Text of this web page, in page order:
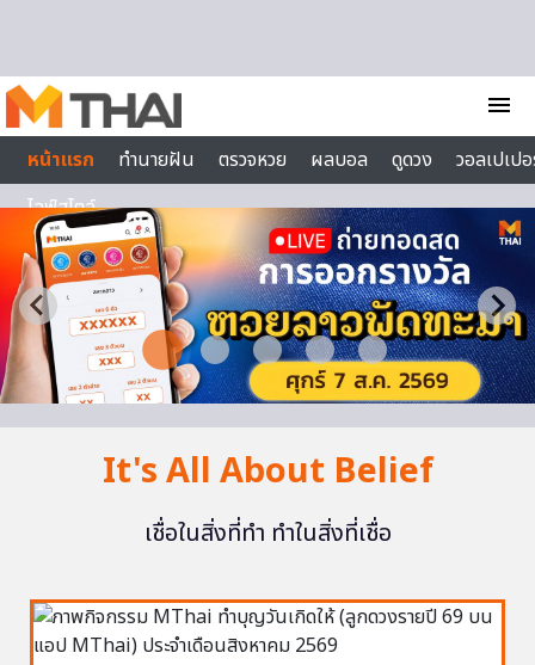
menu
หน้าแรก
ทำนายฝัน ตรวจหวย ผลบอล ดูดวง
วอลเปเป
ไลฟ์สไตล์
It's All About Belief
เชื่อในสิ่งที่ทำ ทำในสิ่งที่เชื่อ